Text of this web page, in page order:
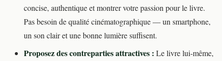
concise, authentique et montrer votre passion pour le livre.
Pas besoin de qualité cinématographique — un smartphone,
un son clair et une bonne lumière suffisent.
Proposez des contreparties attractives : Le livre lui-même,